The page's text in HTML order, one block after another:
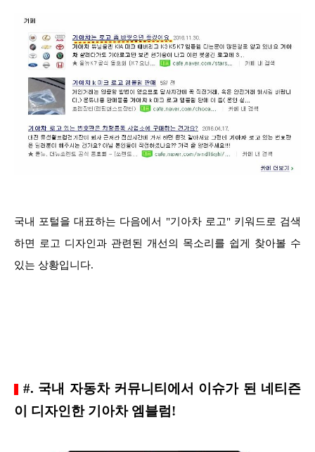
국내 포털을 대표하는 다음에서 "기아차 로고" 키워드로 검색
하면 로고 디자인과 관련된 개선의 목소리를 쉽게 찾아볼 수
있는 상황입니다.
#. 국내 자동차 커뮤니티에서 이슈가 된 네티즌
이 디자인한 기아차 엠블럼!